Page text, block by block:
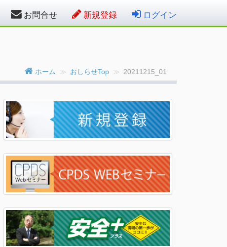
お問合せ 新規登録 ログイン
ホーム おしらせTop 20211215_01